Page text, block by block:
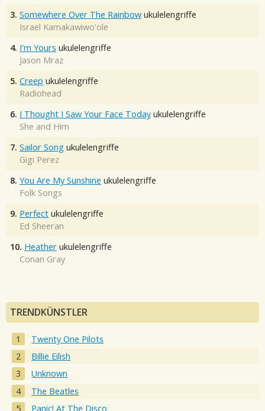
3. Somewhere Over The Rainbow ukulelengriffe
Israel Kamakawiwo'ole
4. I'm Yours ukulelengriffe
Jason Mraz
5. Creep ukulelengriffe
Radiohead
6. I Thought I Saw Your Face Today ukulelengriffe
She and Him
7. Sailor Song ukulelengriffe
Gigi Perez
8. You Are My Sunshine ukulelengriffe
Folk Songs
9. Perfect ukulelengriffe
Ed Sheeran
10. Heather ukulelengriffe
Conan Gray
TRENDKÜNSTLER
Twenty One Pilots
Billie Eilish
Unknown
The Beatles
Panic! At The Disco